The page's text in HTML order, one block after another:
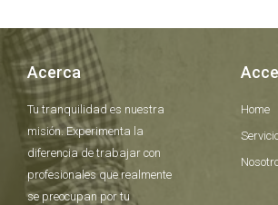
Acerca
Tu tranquilidad es nuestra
misión. Experimenta la
diferencia de trabajar con
profesionales que realmente
se preocupan por tu
Home